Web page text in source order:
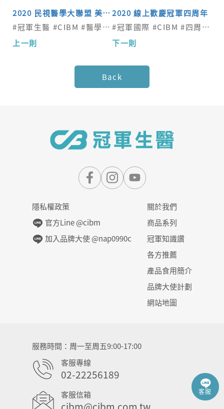
2020 民視醫學大聯盟 美妍飲推薦
#冠軍生醫 #CIBM #醫學大聯盟
2020 線上歡慶冠軍四周年
#冠軍國際 #CIBM #四周年 #線上 #防疫
Back
隱私權政策
官方Line @cibm
加入品牌大使 @nap0990c
關於我們
商品系列
冠軍知識讚
各方推薦
產品食用簡介
品牌大使計劃
網站地圖
服務時間
周一至周五9:00-17:00
客服專線
02-22256189
客服信箱 客服